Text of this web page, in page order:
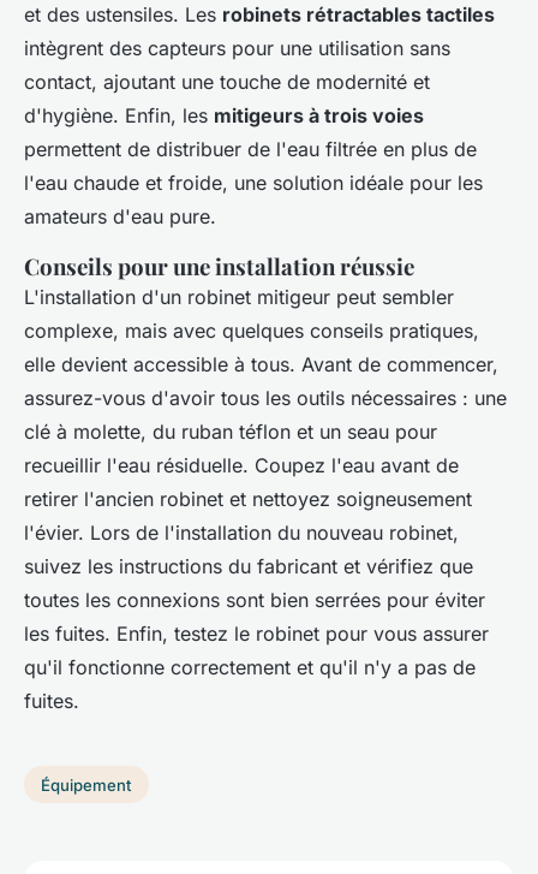
et des ustensiles. Les robinets rétractables tactiles
intègrent des capteurs pour une utilisation sans
contact, ajoutant une touche de modernité et
d'hygiène. Enfin, les mitigeurs à trois voies
permettent de distribuer de l'eau filtrée en plus de
l'eau chaude et froide, une solution idéale pour les
amateurs d'eau pure.
Conseils pour une installation réussie
L'installation d'un robinet mitigeur peut sembler
complexe, mais avec quelques conseils pratiques,
elle devient accessible à tous. Avant de commencer,
assurez-vous d'avoir tous les outils nécessaires : une
clé à molette, du ruban téflon et un seau pour
recueillir l'eau résiduelle. Coupez l'eau avant de
retirer l'ancien robinet et nettoyez soigneusement
l'évier. Lors de l'installation du nouveau robinet,
suivez les instructions du fabricant et vérifiez que
toutes les connexions sont bien serrées pour éviter
les fuites. Enfin, testez le robinet pour vous assurer
qu'il fonctionne correctement et qu'il n'y a pas de
fuites.
Équipement